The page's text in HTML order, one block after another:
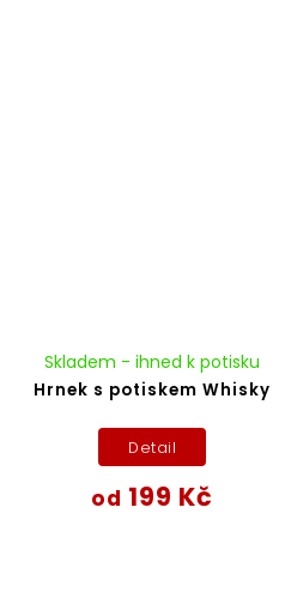
Hrnek s potiskem Whisky
Skladem - ihned k potisku
od 199 Kč
Detail